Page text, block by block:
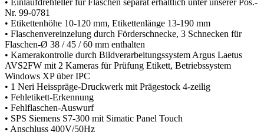
• Einlaufdrehteller für Flaschen separat erhältlich unter unserer Pos.-
Nr. 99-0781
• Etikettenhöhe 10-120 mm, Etikettenlänge 13-190 mm
• Flaschenvereinzelung durch Förderschnecke, 3 Schnecken für
Flaschen-Ø 38 / 45 / 60 mm enthalten
• Kamerakontrolle durch Bildverarbeitungssystem Argus Laetus
AVS2FW mit 2 Kameras für Prüfung Etikett, Betriebssystem
Windows XP über IPC
• 1 Neri Heisspräge-Druckwerk mit Prägestock 4-zeilig
• Fehletikett-Erkennung
• Fehlflaschen-Auswurf
• SPS Siemens S7-300 mit Simatic Panel Touch
• Anschluss 400V/50Hz